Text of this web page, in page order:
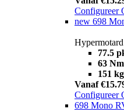
Configureer
new 698
77.5
63 Nm
151 kg
Vanaf
Configureer
698 Mono